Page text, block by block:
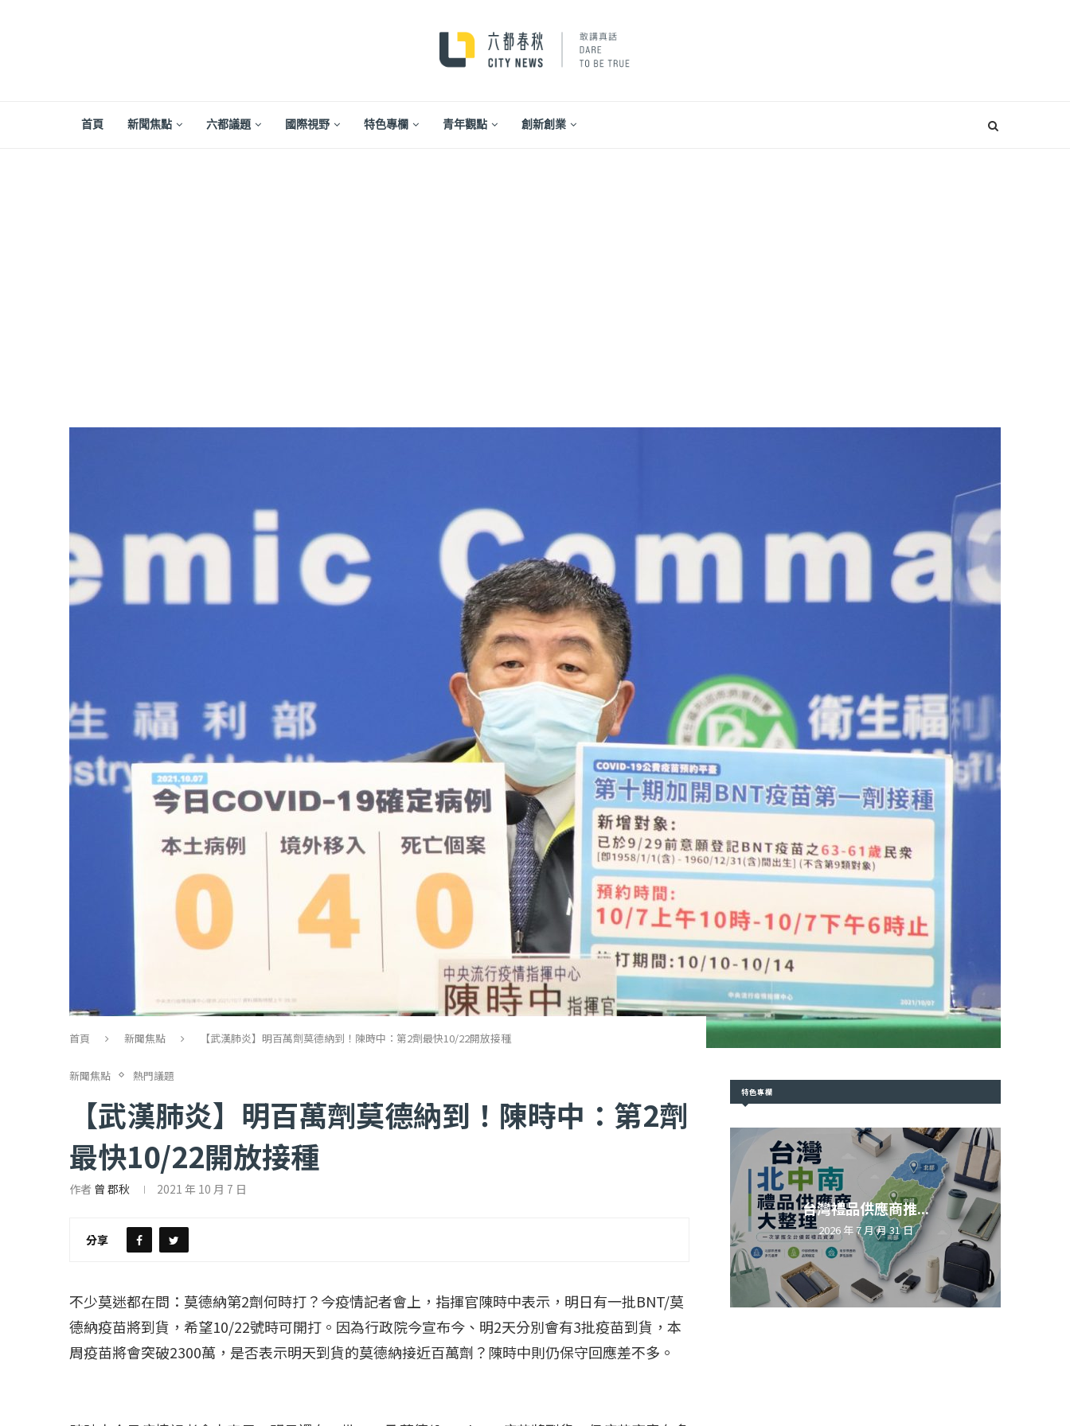
首頁 新聞焦點 六都議題 國際視野 特色專欄 青年觀點 創新創業
首頁 新聞焦點 【武漢肺炎】明百萬劑莫德納到！陳時中：第2劑最快10/22開放接種
新聞焦點 熱門議題
【武漢肺炎】明百萬劑莫德納到！陳時中：第2劑
最快10/22開放接種
作者 曾 郡秋 2021 年 10 月 7 日
分享
不少莫迷都在問：莫德納第2劑何時打？今疫情記者會上，指揮官陳時中表示，明日有一批BNT/莫
德納疫苗將到貨，希望10/22號時可開打。因為行政院今宣布今、明2天分別會有3批疫苗到貨，本
周疫苗將會突破2300萬，是否表示明天到貨的莫德納接近百萬劑？陳時中則仍保守回應差不多。
特色專欄
台灣禮品供應商推...
2026 年 7 月 月 31 日